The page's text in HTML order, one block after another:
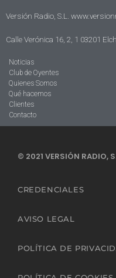
Versión Radio, S.L.
Calle Verónica 16, 2, 1 03201
Noticias
Club de Oyentes
Quienes Somos
Qué hacemos
Clientes
Contacto
© 2021 VERSIÓN RADIO,
CREDENCIALES
AVISO LEGAL
POLÍTICA DE